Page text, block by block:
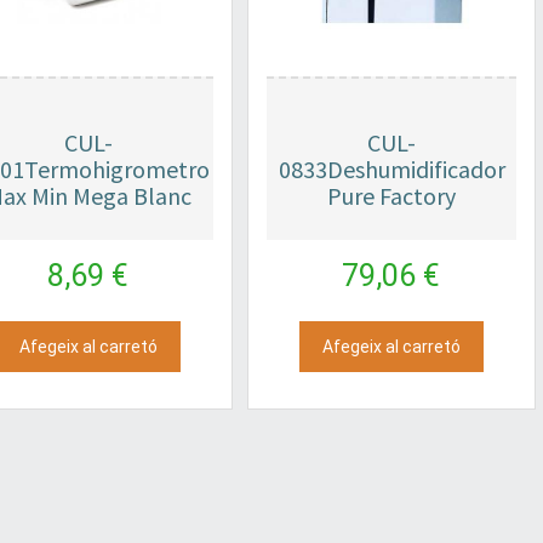
CUL-
Min Mega Blanc
8,69 €
Afegeix al carretó
CUL-
0833Deshumidificador
Pure Factory
79,06 €
Afegeix al carretó